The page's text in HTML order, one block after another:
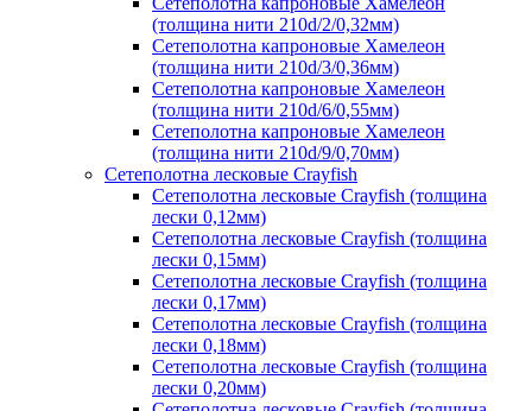
(толщина нити 210d/2/0,32мм)
Сетеполотна капроновые Хамелеон
(толщина нити 210d/3/0,36мм)
Сетеполотна капроновые Хамелеон
(толщина нити 210d/6/0,55мм)
Сетеполотна капроновые Хамелеон
(толщина нити 210d/9/0,70мм)
Сетеполотна лесковые Crayfish
Сетеполотна лесковые Crayfish (толщина
лески 0,12мм)
Сетеполотна лесковые Crayfish (толщина
лески 0,15мм)
Сетеполотна лесковые Crayfish (толщина
лески 0,17мм)
Сетеполотна лесковые Crayfish (толщина
лески 0,18мм)
Сетеполотна лесковые Crayfish (толщина
лески 0,20мм)